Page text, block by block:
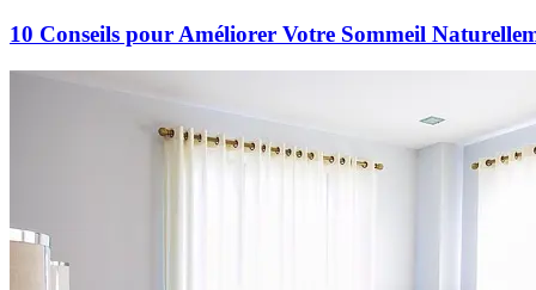
10 Conseils pour Améliorer Votre Sommeil